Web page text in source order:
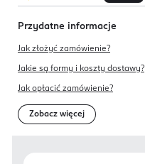
Przydatne informacje
Jak złożyć zamówienie?
Jakie są formy i koszty dostawy?
Jak opłacić zamówienie?
Zobacz więcej